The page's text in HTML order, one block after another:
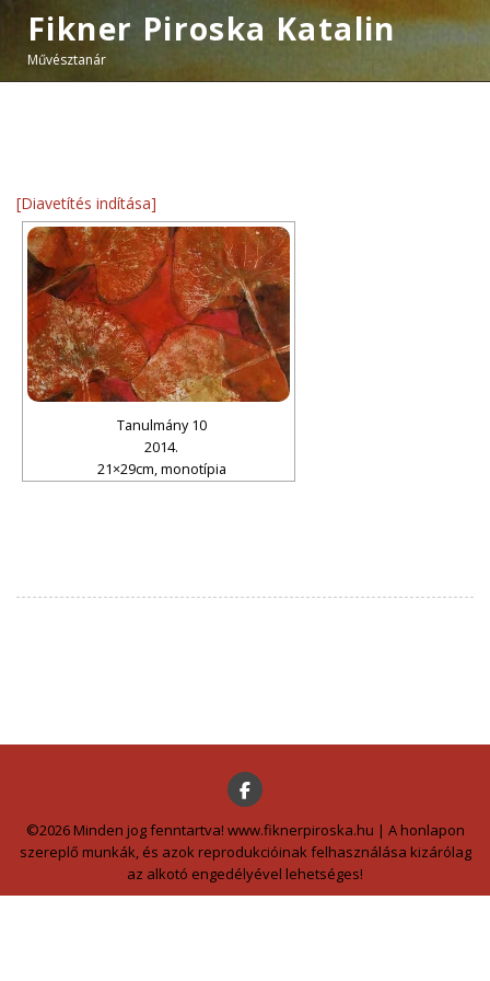
Fikner Piroska Katalin
Művésztanár
[Diavetítés indítása]
Tanulmány 10
2014.
21×29cm, monotípia
©2026 Minden jog fenntartva! www.fiknerpiroska.hu | A honlapon
szereplő munkák, és azok reprodukcióinak felhasználása kizárólag
az alkotó engedélyével lehetséges!